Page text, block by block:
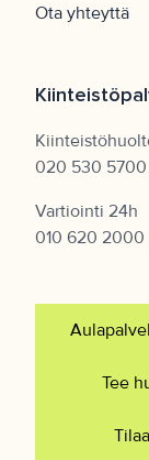
Ota yhteyttä
020 530 5700
Vartiointi 24h
010 620 2000
Tee